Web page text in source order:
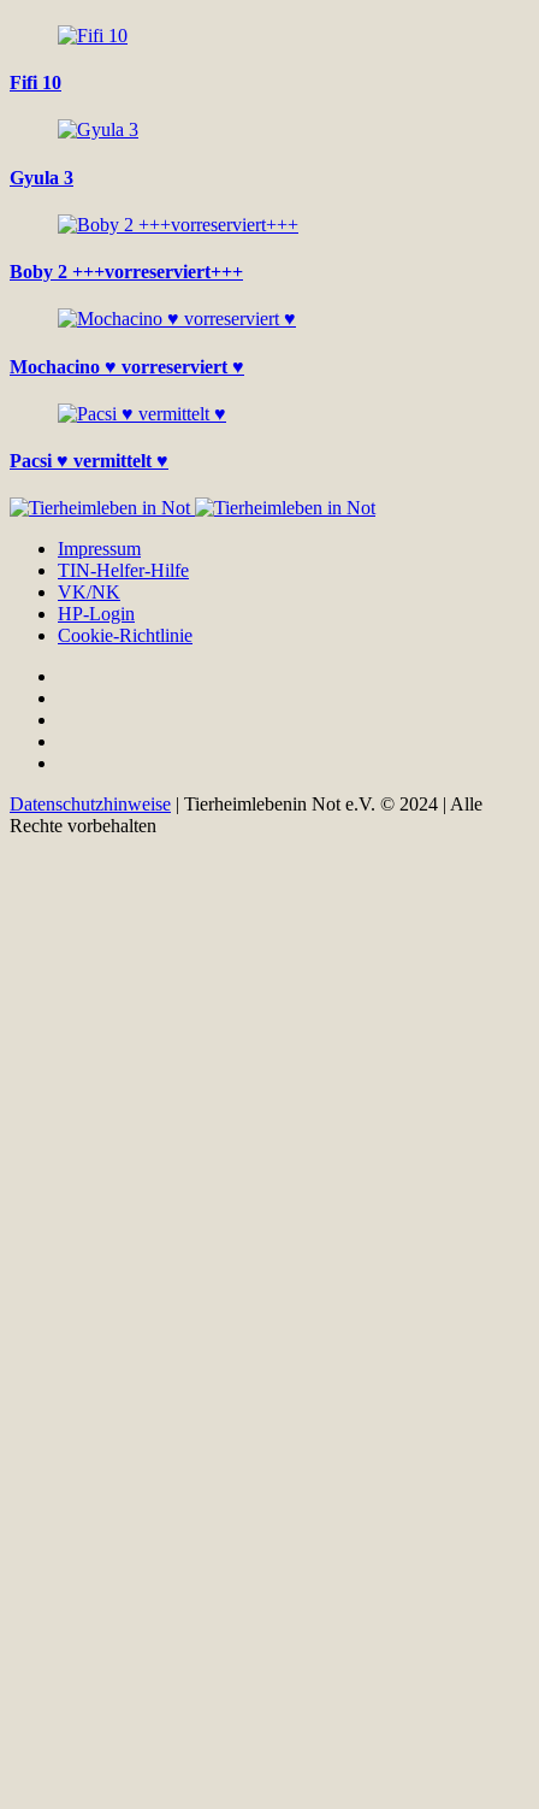
Fifi 10
Gyula 3
Boby 2 +++vorreserviert+++
Mochacino ♥ vorreserviert ♥
Pacsi ♥ vermittelt ♥
Impressum
TIN-Helfer-Hilfe
VK/NK
HP-Login
Cookie-Richtlinie
Datenschutzhinweise | Tierheimlebenin Not e.V. © 2024 | Alle
Rechte vorbehalten